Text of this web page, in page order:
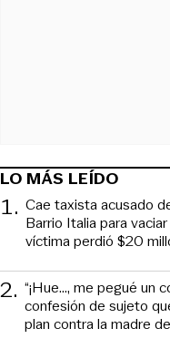
LO MÁS LEÍDO
1. Cae taxista acusado
Barrio Italia para
víctima perdió $20
2. “¡Hue..., me pegué un
confesión de sujeto
plan contra la madre